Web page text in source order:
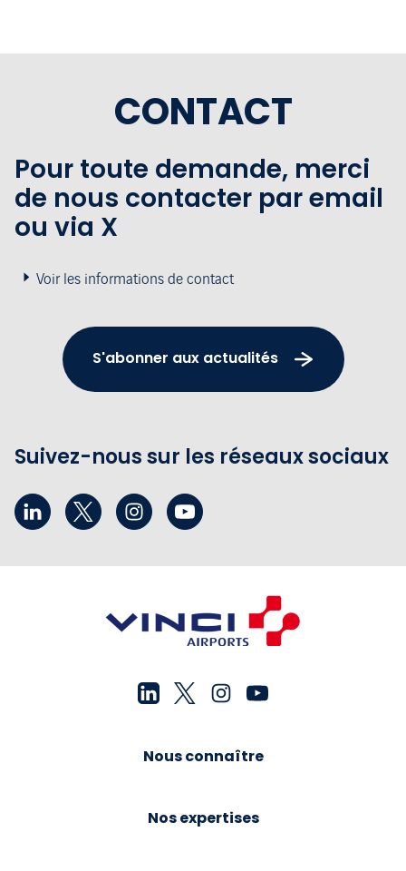
CONTACT
Pour toute demande, merci
de nous contacter par email
ou via X
Voir les informations de contact
S'abonner aux actualités
Suivez-nous sur les réseaux sociaux
Nous connaître
Nos expertises